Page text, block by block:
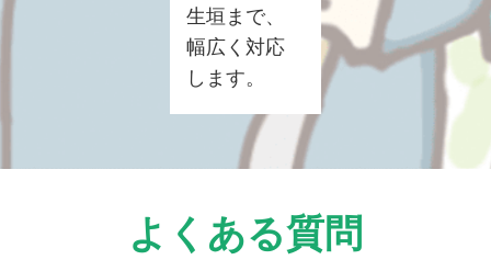
生垣まで、
幅広く対応
します。
よくある質問